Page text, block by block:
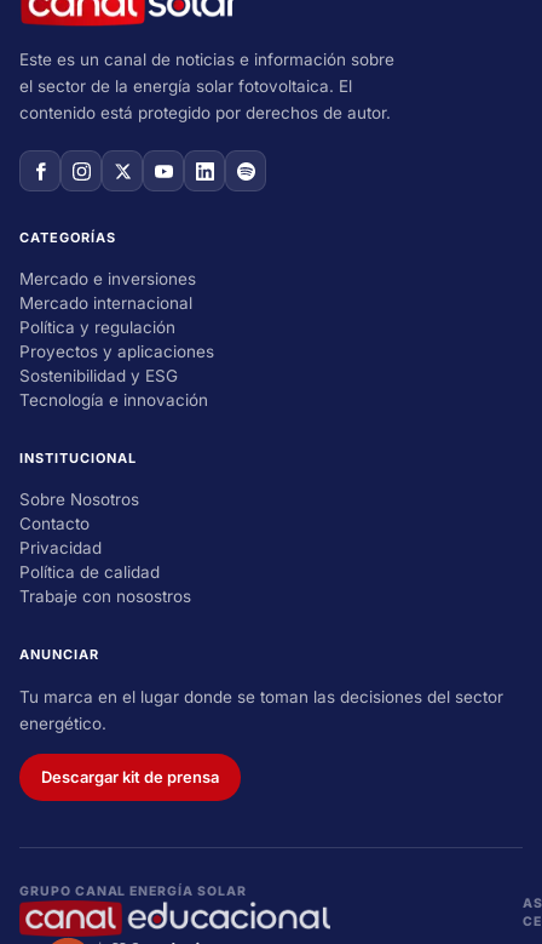
Este es un canal de noticias e información sobre
el sector de la energía solar fotovoltaica. El
contenido está protegido por derechos de autor.
CATEGORÍAS
Mercado e inversiones
Mercado internacional
Política y regulación
Proyectos y aplicaciones
Sostenibilidad y ESG
Tecnología e innovación
INSTITUCIONAL
Sobre Nosotros
Contacto
Privacidad
Política de calidad
Trabaje con nosostros
ANUNCIAR
Tu marca en el lugar donde se toman las decisiones del sector
energético.
Descargar kit de prensa
GRUPO CANAL ENERGÍA SOLAR